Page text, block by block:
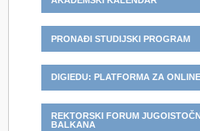
PRONAĐI STUDIJSKI PROGRAM
DIGIEDU: PLATFORMA ZA
REKTORSKI FORUM
BALKANA